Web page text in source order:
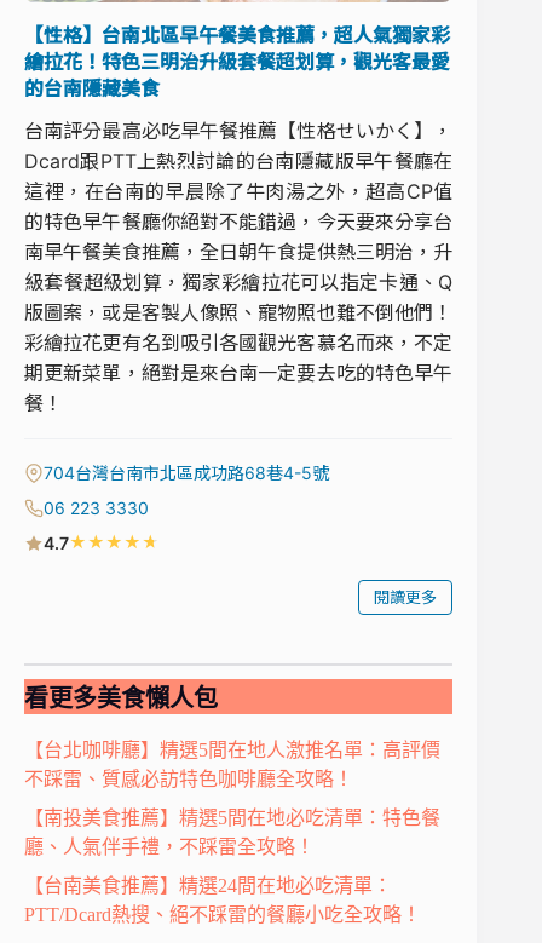
【性格】台南北區早午餐美食推薦，超人氣獨家彩
繪拉花！特色三明治升級套餐超划算，觀光客最愛
的台南隱藏美食
台南評分最高必吃早午餐推薦【性格せいかく】，
Dcard跟PTT上熱烈討論的台南隱藏版早午餐廳在
這裡，在台南的早晨除了牛肉湯之外，超高CP值
的特色早午餐廳你絕對不能錯過，今天要來分享台
南早午餐美食推薦，全日朝午食提供熱三明治，升
級套餐超級划算，獨家彩繪拉花可以指定卡通、Q
版圖案，或是客製人像照、寵物照也難不倒他們！
彩繪拉花更有名到吸引各國觀光客慕名而來，不定
期更新菜單，絕對是來台南一定要去吃的特色早午
餐！
704台灣台南市北區成功路68巷4-5號
06 223 3330
4.7★★★★★
閱讀更多
看更多美食懶人包
【台北咖啡廳】精選5間在地人激推名單：高評價
不踩雷、質感必訪特色咖啡廳全攻略！
【南投美食推薦】精選5間在地必吃清單：特色餐
廳、人氣伴手禮，不踩雷全攻略！
【台南美食推薦】精選24間在地必吃清單：
PTT/Dcard熱搜、絕不踩雷的餐廳小吃全攻略！